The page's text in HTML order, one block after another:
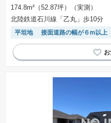
174.8m²（52.87坪）（実測）
北陸鉄道石川線「乙丸」歩10分
平坦地 接面道路の幅が６m以上